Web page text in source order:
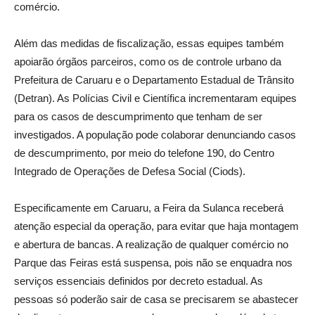
comércio.
Além das medidas de fiscalização, essas equipes também
apoiarão órgãos parceiros, como os de controle urbano da
Prefeitura de Caruaru e o Departamento Estadual de Trânsito
(Detran). As Polícias Civil e Científica incrementaram equipes
para os casos de descumprimento que tenham de ser
investigados. A população pode colaborar denunciando casos
de descumprimento, por meio do telefone 190, do Centro
Integrado de Operações de Defesa Social (Ciods).
Especificamente em Caruaru, a Feira da Sulanca receberá
atenção especial da operação, para evitar que haja montagem
e abertura de bancas. A realização de qualquer comércio no
Parque das Feiras está suspensa, pois não se enquadra nos
serviços essenciais definidos por decreto estadual. As
pessoas só poderão sair de casa se precisarem se abastecer